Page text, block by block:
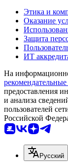
Этика и
Оказание
Защита
ИТ
На
предоставления
и анализа
пользователей
Российской
Русский